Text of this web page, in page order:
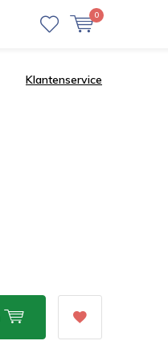
0
Klantenservice